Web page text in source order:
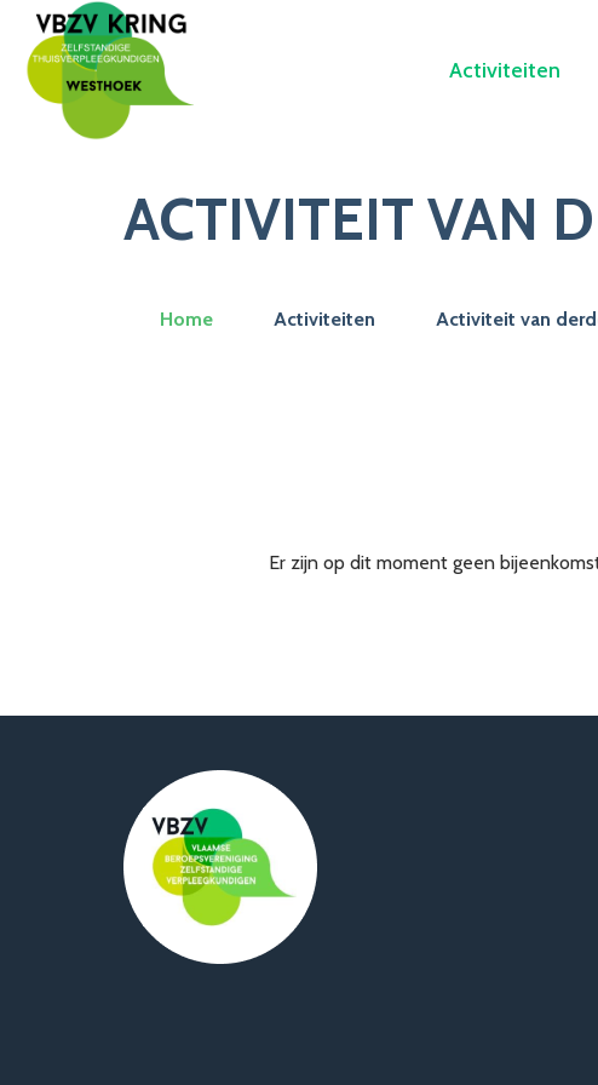
Activiteiten
ACTIVITEIT VAN
Home Activiteiten Activiteit van
Er zijn op dit moment geen